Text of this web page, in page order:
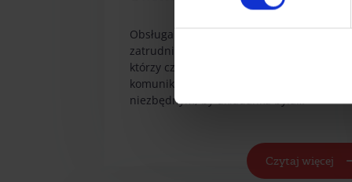
Obsługa kanałów social media wymaga
zatrudniania moderatorów treści,
którzy czuwają nad poprawnością
komunikacji. Człowiek jest elementem
niezbędnym, by układanka była…
Czytaj więcej